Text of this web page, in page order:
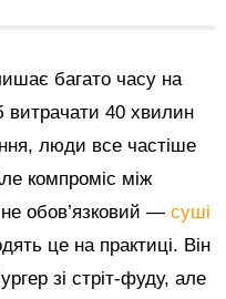
багато часу на
витрачати 40 хвилин
люди все частіше
компроміс між
обов’язковий — суші
це на практиці. Він
зі стріт-фуду, але